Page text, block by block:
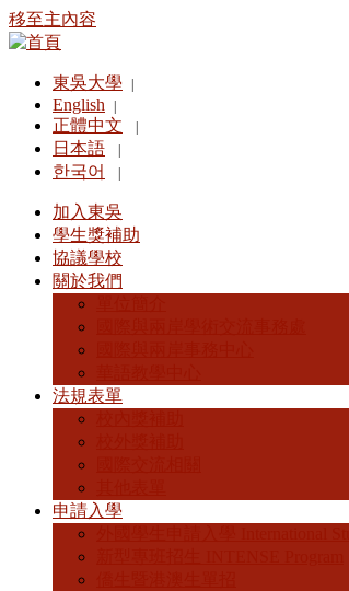
移至主內容
東吳大學
English
正體中文
日本語
한국어
加入東吳
學生獎補助
協議學校
關於我們
法規表單
申請入學